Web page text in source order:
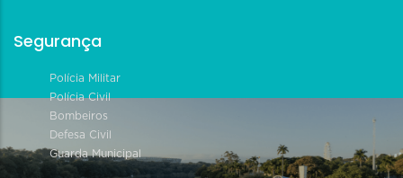
Segurança
Polícia Militar
Polícia Civil
Bombeiros
Defesa Civil
Guarda Municipal